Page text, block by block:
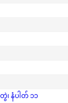
၊ နံပါတ် ၁၁